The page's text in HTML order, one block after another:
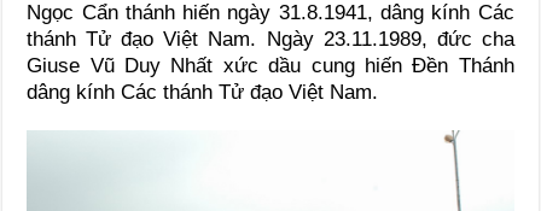
Ngọc Cẩn thánh hiến ngày 31.8.1941, dâng kính Các
thánh Tử đạo Việt Nam. Ngày 23.11.1989, đức cha
Giuse Vũ Duy Nhất xức dầu cung hiến Đền Thánh
dâng kính Các thánh Tử đạo Việt Nam.